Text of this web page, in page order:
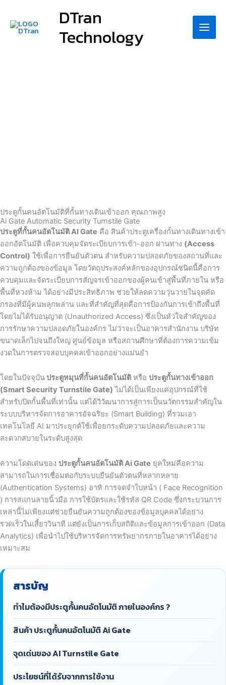
content
DTran
Technology
ประตูกั้นคนอัตโนมัติที่กั้นทางเดินเข้าออก คุณภาพสูง
Ai Gate Automatic Security Turnstile Gate
ประตูที่กั้นคนอัตโนมัติ AI Gate คือ สินค้าประตูเครื่องกั้นทางเดินทางเข้า
ออกอัตโนมัติ เพื่อควบคุมจัดระเบียบการเข้า-ออก ผ่านทาง (Access
Control) ใช้เพื่อการยืนยันตัวตน สำหรับความปลอดภัยของสถานที่และ
ความถูกต้องของข้อมูล โดยวัตถุประสงค์หลักของอุปกรณ์ชนิดนี้คือการ
ควบคุมและจัดระเบียบการสัญจรเข้าออกของผู้คนเข้าสู่พื้นที่ภายใน หรือ
พื้นที่หวงห้าม ได้อย่างมีประสิทธิภาพ ช่วยให้ลดความวุ่นวายในจุดคัด
กรองที่มีผู้คนพลุกพล่าน และที่สำคัญที่สุดคือการป้องกันการเข้าถึงพื้นที่
โดยไม่ได้รับอนุญาต (Unauthorized Access) ซึ่งเป็นหัวใจสำคัญของ
การรักษาความปลอดภัยในองค์กร ไม่ว่าจะเป็นอาคารสำนักงาน บริษัท
ขนาดเล็กไปจนถึงใหญ่ ศูนย์ข้อมูล หรือสถานศึกษาที่ต้องการความเข้ม
งวดในการตรวจสอบบุคคลเข้าออกอย่างแม่นยำ
โดยในปัจจุบัน ประตูหมุนที่กั้นคนอัตโนมัติ หรือ ประตูกั้นทางเข้าออก
(Smart Security Turnstile Gate) ไม่ได้เป็นเพียงแค่อุปกรณ์ที่ใช้
สำหรับปิดกั้นพื้นที่เท่านั้น แต่ได้วิวัฒนาการสู่การเป็นนวัตกรรมสำคัญใน
ระบบบริหารจัดการอาคารอัจฉริยะ (Smart Building) ที่รวมเอา
เทคโนโลยี AI มาประยุกต์ใช้เพื่อยกระดับความปลอดภัยและความ
สะดวกสบายในระดับสูงสุด
ความโดดเด่นของ ประตูกั้นคนอัตโนมัติ Ai Gate ยุคใหม่คือความ
สามารถในการเชื่อมต่อกับระบบยืนยันตัวตนที่หลากหลาย
(Authentication Systems) อาทิ การจดจำใบหน้า ( Face Recognition
) การสแกนลายนิ้วมือ การใช้บัตรและใช้รหัส QR Code ซึ่งกระบวนการ
เหล่านี้ไม่เพียงแต่ช่วยยืนยันความถูกต้องของข้อมูลบุคคลได้อย่าง
รวดเร็วในเสี้ยววินาที แต่ยังเป็นการเก็บสถิติและข้อมูลการเข้าออก (Data
Analytics) เพื่อนำไปใช้บริหารจัดการทรัพยากรภายในอาคารได้อย่าง
เหมาะสม
สารบัญ
ทำไมต้องมีประตูกั้นคนอัตโนมัติ ภายในองค์กร ?
สินค้า ประตูกั้นคนอัตโนมัติ Ai Gate
จุดเด่นของ AI Turnstile Gate
ประโยชน์ที่ได้รับจากการใช้งาน